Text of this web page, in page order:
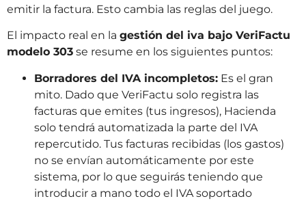
emitir la factura. Esto cambia las reglas del juego.
El impacto real en la gestión del iva bajo VeriFactu
modelo 303 se resume en los siguientes puntos:
Borradores del IVA incompletos: Es el gran
mito. Dado que VeriFactu solo registra las
facturas que emites (tus ingresos), Hacienda
solo tendrá automatizada la parte del IVA
repercutido. Tus facturas recibidas (los gastos)
no se envían automáticamente por este
sistema, por lo que seguirás teniendo que
introducir a mano todo el IVA soportado